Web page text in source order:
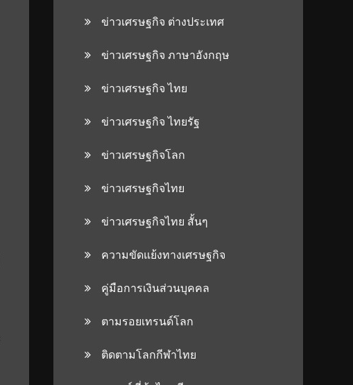
ข่าวเศรษฐกิจ ต่างประเทศ
ข่าวเศรษฐกิจ ภาษาอังกฤษ
ข่าวเศรษฐกิจ ไทย
ข่าวเศรษฐกิจ ไทยรัฐ
ข่าวเศรษฐกิจโลก
ข่าวเศรษฐกิจไทย
ข่าวเศรษฐกิจไทย สั้นๆ
ความขัดแย้งทางเศรษฐกิจ
คู่มือการเงินส่วนบุคคล
ตามรอยเทรนด์โลก
ติดตามโลกกีฬาไทย